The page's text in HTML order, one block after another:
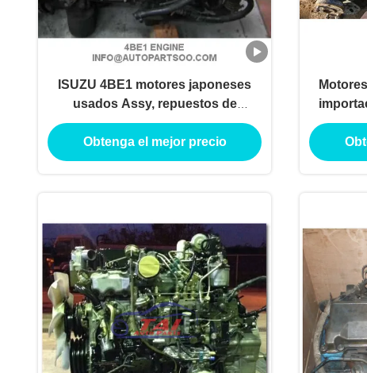
ISUZU 4BE1 motores japoneses
usados Assy, repuestos de
motores Isuzu con alto rendimiento
Obtenga el mejor precio
motor